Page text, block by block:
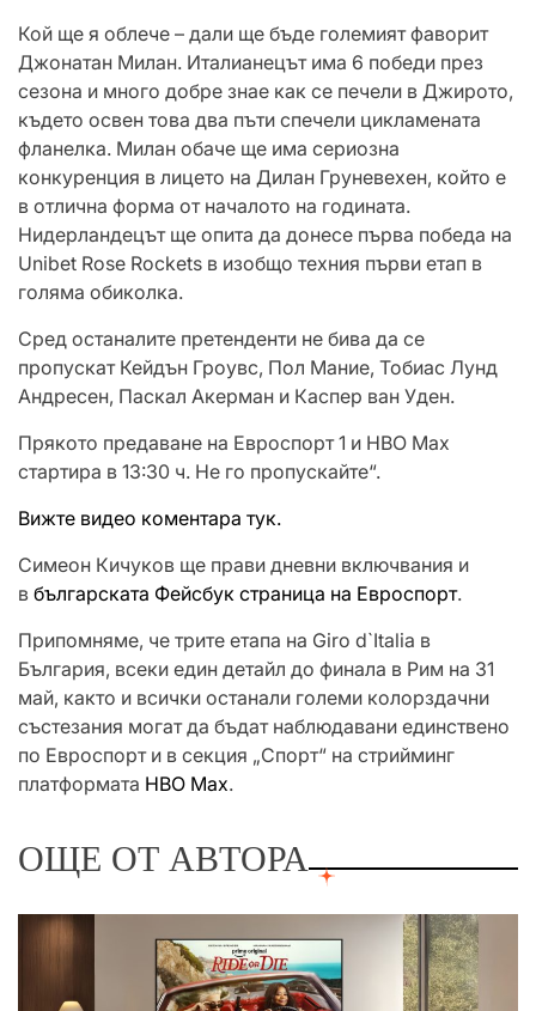
Кой ще я облече – дали ще бъде големият фаворит
Джонатан Милан. Италианецът има 6 победи през
сезона и много добре знае как се печели в Джирото,
където освен това два пъти спечели цикламената
фланелка. Милан обаче ще има сериозна
конкуренция в лицето на Дилан Груневехен, който е
в отлична форма от началото на годината.
Нидерландецът ще опита да донесе първа победа на
Unibet Rose Rockets в изобщо техния първи етап в
голяма обиколка.
Сред останалите претенденти не бива да се
пропускат Кейдън Гроувс, Пол Мание, Тобиас Лунд
Андресен, Паскал Акерман и Каспер ван Уден.
Прякото предаване на Евроспорт 1 и HBO Max
стартира в 13:30 ч. Не го пропускайте“.
Вижте видео коментара тук.
Симеон Кичуков ще прави дневни включвания и
в българската Фейсбук страница на Евроспорт.
Припомняме, че трите етапа на Giro d`Italia в
България, всеки един детайл до финала в Рим на 31
май, както и всички останали големи колорздачни
състезания могат да бъдат наблюдавани единствено
по Евроспорт и в секция „Спорт“ на стрийминг
платформата НВО Мах.
ОЩЕ ОТ АВТОРА